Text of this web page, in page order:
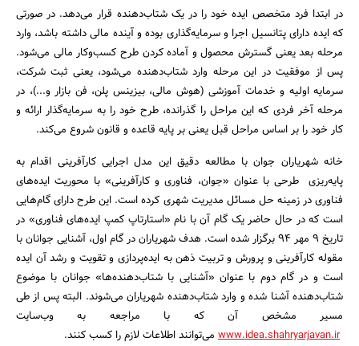
در ابتدا فرد متخصص ایده خود را در یک شتاب‌دهنده قرار می‌دهد. در صورتی
که ایده دارای پتانسیل اجرا و سرمایه‌گذاری بوده و آینده مالی داشته باشد، وارد
مرحله بعد یعنی گسترش محصول و آماده کردن طرح کسب‌وکار مالی می‌شود.
پس از موفقیت در این مرحله وارد شتاب‌دهنده می‌شود، یعنی ثبت شرکت،
سرمایه اولیه و خدمات آموزشی (هوش مالی، بیزینس پلن، فن بازار و...)، در
مرحله آخر فردی که این مراحل را گذرانده، طرح خود را به سرمایه‌گذار ارائه و
کار خود را بر اساس مراحل قبل یعنی بر پایه قاعده و قانون شروع می‌کند.
خانه شهریاران جوان با مطالعه دقیق این مدل اجرایی کارآفرینی اقدام به
پایه‌ریزی طرحی با عنوان «جوان، فناوری و کارآفرینی» با محوریت ایده‌های
فناوری در زمینه حل مسائل مدیریت شهری کرده است. این طرح دارای گام‌هایی
است که در حال حاضر یک گام آن با نام «استارتاپ کمپ ایده‌های فناوری» در
تاریخ 9 مهر 94 برگزار شده است. هدف شهریاران در گام اول، آشنایی جوانان با
مقوله کارآفرینی و پرورش و تربیت ذهن به ایده‌پردازی و تقویت و رشد آن ایده
است و در گام دوم با عنوان «آشنایی با شتاب‌دهنده‌ها» جوانان با موضوع
شتاب‌دهنده آشنا شده و وارد شتاب‌دهنده شهریاران می‌شوند. البته پس از طی
مسیر مشخص آن که با مراجعه به وب‌سایت
www.idea.shahryarjavan.ir می‌توانند اطلاعات لازم را کسب کنند.